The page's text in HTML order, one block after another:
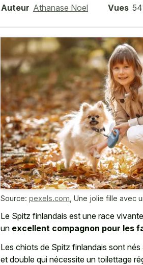
Auteur Athanase Noel Vues
Source: pexels.com Une jolie fille avec
Le Spitz finlandais est une race
un excellent compagnon pour les
Les chiots de Spitz finlandais sont
et double qui nécessite un toilettage